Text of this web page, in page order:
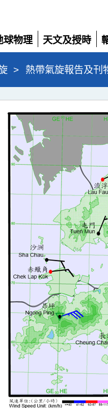
球物理
天文及授時
展
開
> 熱帶氣旋報告及刊